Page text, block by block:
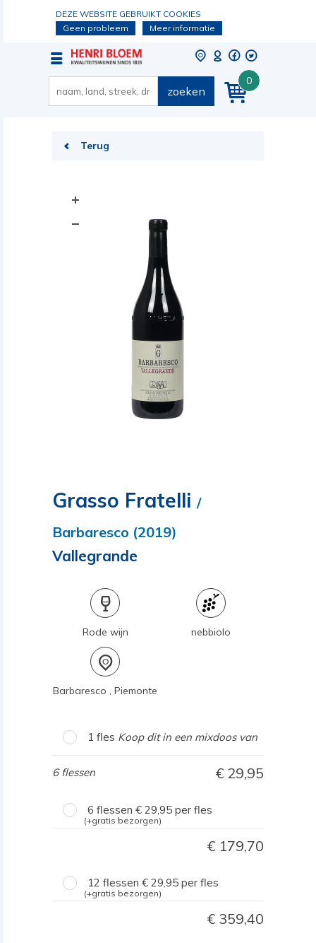
DEZE WEBSITE GEBRUIKT COOKIES
Geen probleem
Meer informatie
0
zoeken
Terug
Grasso Fratelli /
Barbaresco (2019)
Vallegrande
Rode wijn nebbiolo
Barbaresco , Piemonte
1 fles Koop dit in een mixdoos van
6 flessen 29,95
6 flessen 29,95 per fles
(+gratis bezorgen)
179,70
12 flessen 29,95 per fles
(+gratis bezorgen)
359,40